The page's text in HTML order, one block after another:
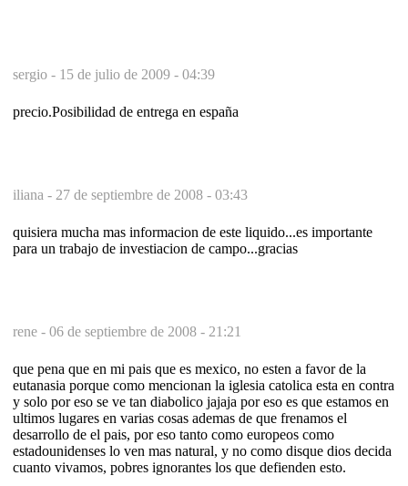
sergio - 15 de julio de 2009 - 04:39
precio.Posibilidad de entrega en españa
iliana - 27 de septiembre de 2008 - 03:43
quisiera mucha mas informacion de este liquido...es importante
para un trabajo de investiacion de campo...gracias
rene - 06 de septiembre de 2008 - 21:21
que pena que en mi pais que es mexico, no esten a favor de la
eutanasia porque como mencionan la iglesia catolica esta en contra
y solo por eso se ve tan diabolico jajaja por eso es que estamos en
ultimos lugares en varias cosas ademas de que frenamos el
desarrollo de el pais, por eso tanto como europeos como
estadounidenses lo ven mas natural, y no como disque dios decida
cuanto vivamos, pobres ignorantes los que defienden esto.